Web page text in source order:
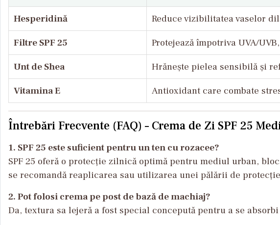
Hesperidină Reduce vizibilitatea vaselor
Filtre SPF 25 Protejează împotriva UVA/
Unt de Shea Hrănește pielea sensibilă și
Vitamina E Antioxidant care combate
Întrebări Frecvente (FAQ) – Crema de Zi SPF 25
1. SPF 25 este suficient pentru un ten cu rozacee?
SPF 25 oferă o protecție zilnică optimă pentru mediul urban,
se recomandă reaplicarea sau utilizarea unei pălării de
2. Pot folosi crema pe post de bază de machiaj?
Da, textura sa lejeră a fost special concepută pentru a se